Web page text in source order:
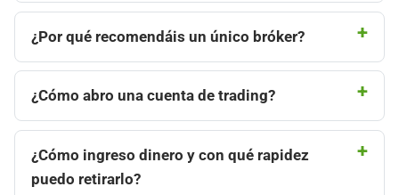
¿Por qué recomendáis un único bróker?
¿Cómo abro una cuenta de trading?
¿Cómo ingreso dinero y con qué rapidez
puedo retirarlo?